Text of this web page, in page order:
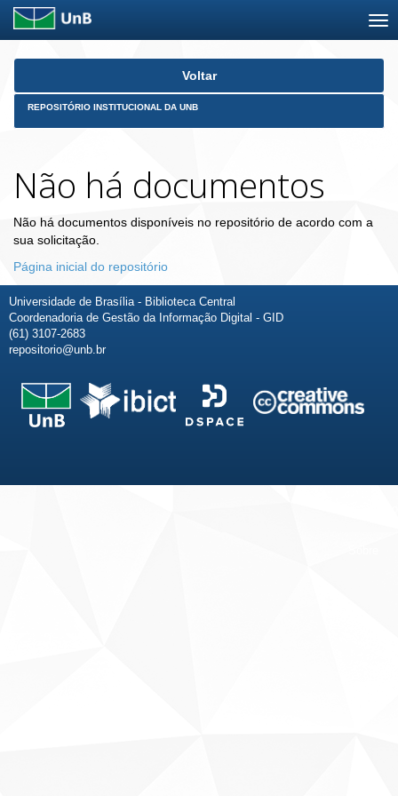
Skip
Voltar
REPOSITÓRIO INSTITUCIONAL DA UNB
Não há documentos
Não há documentos disponíveis no repositório de acordo com a
sua solicitação.
Página inicial do repositório
Universidade de Brasília - Biblioteca Central
Coordenadoria de Gestão da Informação Digital - GID
(61) 3107-2683
repositorio@unb.br